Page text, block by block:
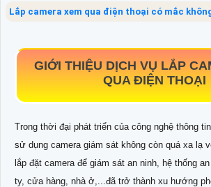
Lắp camera xem qua điện thoại có mắc
GIỚI THIỆU DỊCH VỤ LẮP
QUA ĐIỆN THOẠI
Trong thời đại phát triển của công nghệ thông
sử dụng camera giám sát không còn quá xa lạ
lắp đặt camera để giám sát an ninh, hệ thống
ty, cửa hàng, nhà ở,...đã trở thành xu hướng